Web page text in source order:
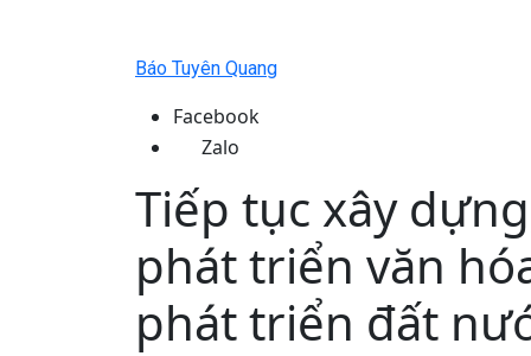
Báo Tuyên Quang
Facebook
Zalo
Tiếp tục xây
phát triển văn
phát triển đất